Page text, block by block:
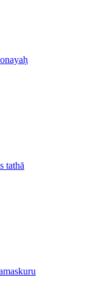
tathā